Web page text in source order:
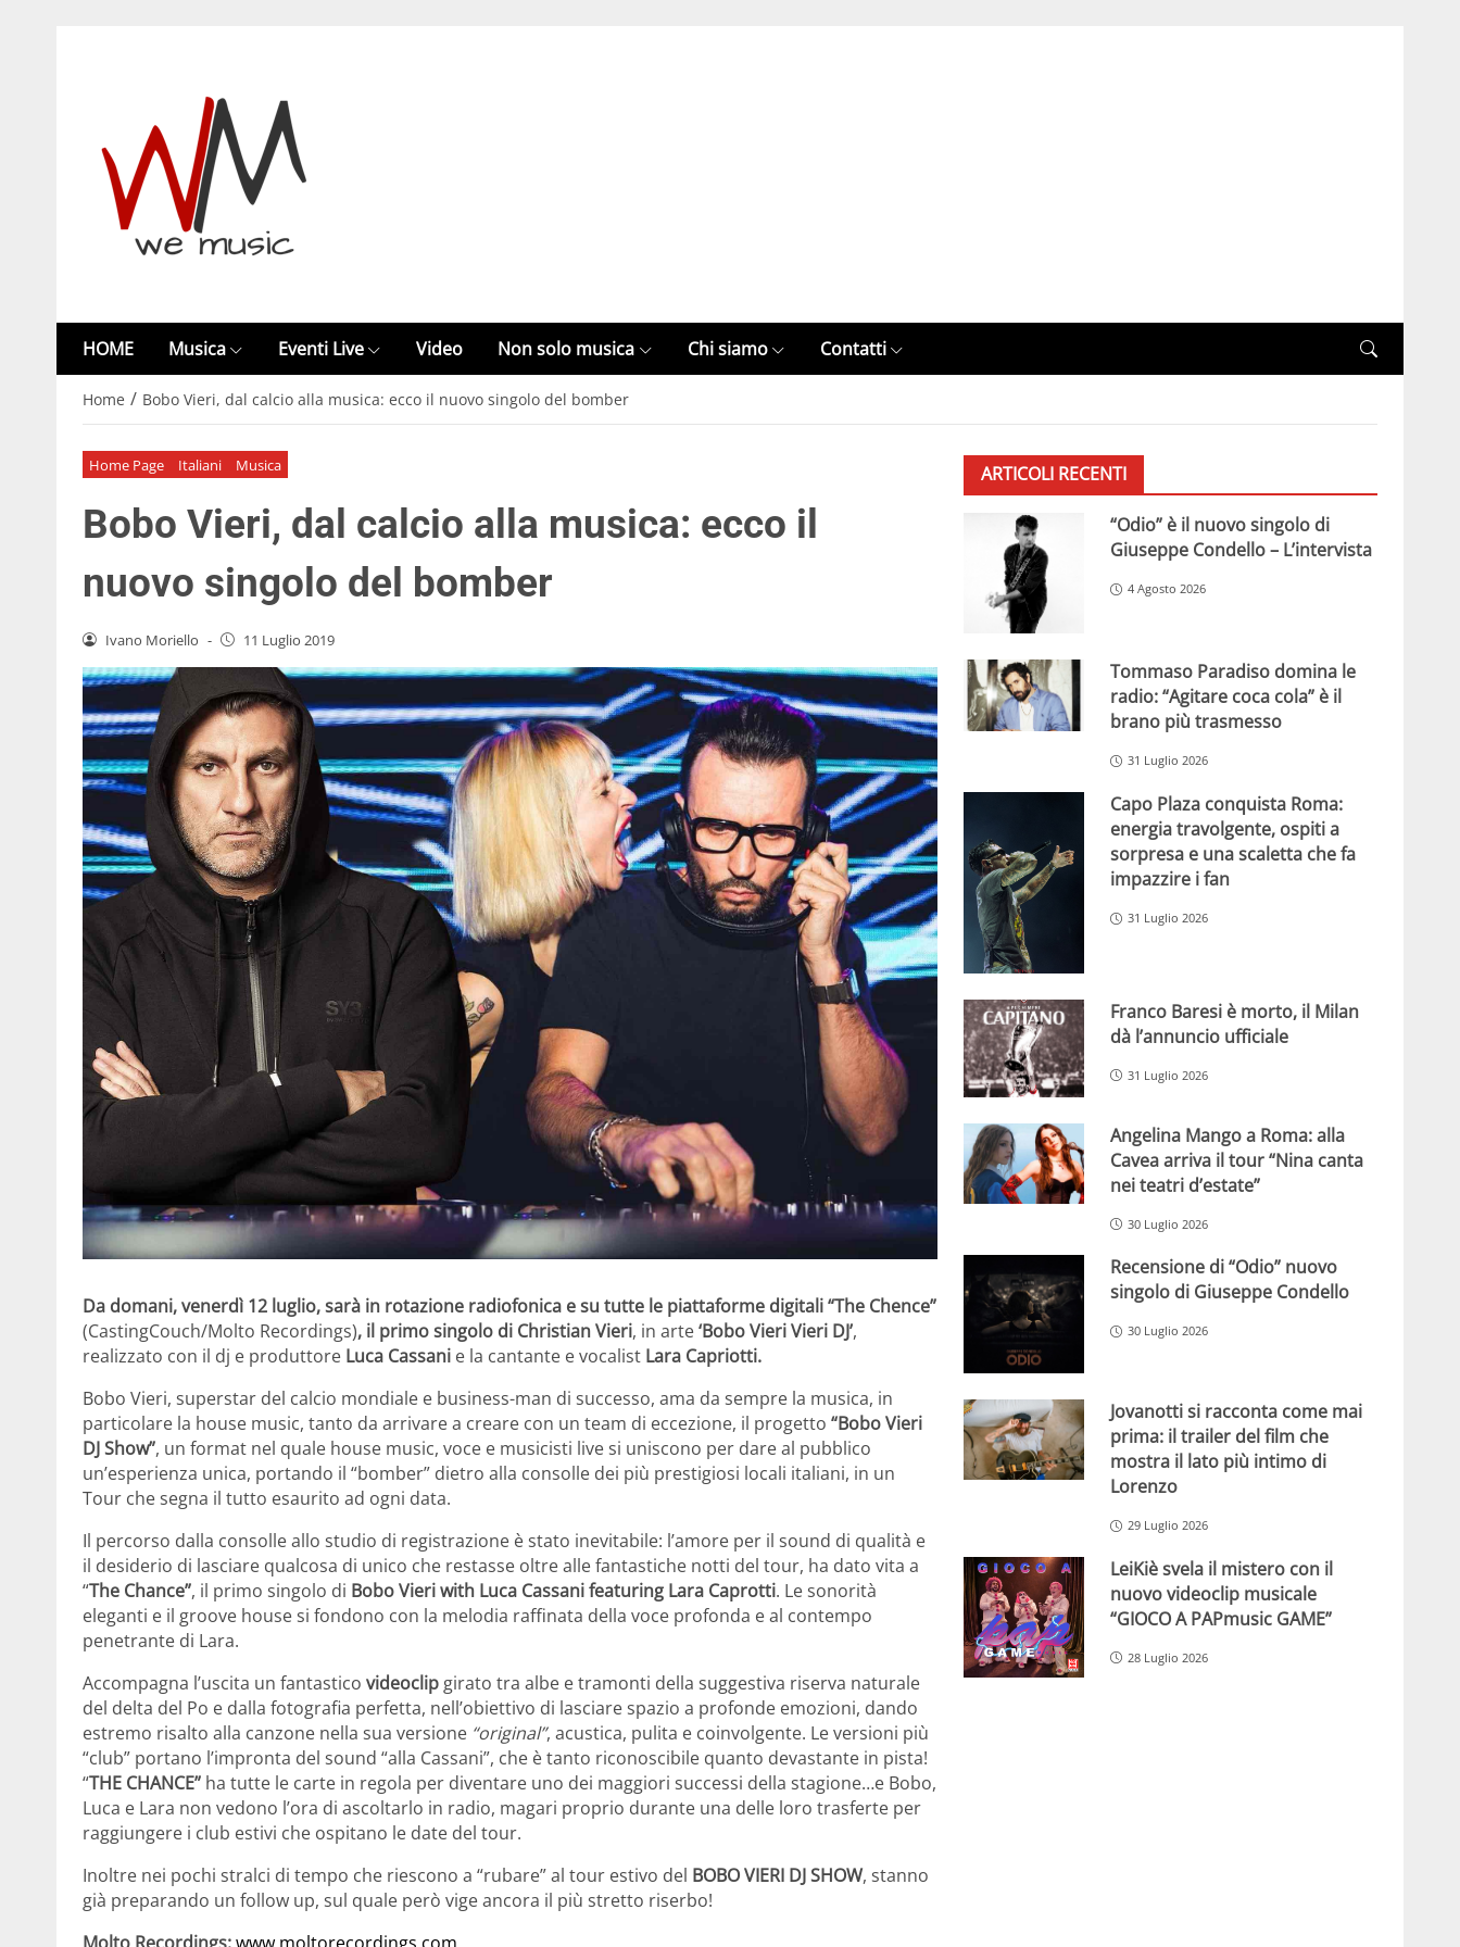
HOME Musica Eventi Live Video Non solo musica Chi siamo Contatti
Home / Bobo Vieri, dal calcio alla musica: ecco il nuovo singolo del bomber
Home Page Italiani Musica
Bobo Vieri, dal calcio alla musica: ecco il
nuovo singolo del bomber
Ivano Moriello - 11 Luglio 2019
Da domani, venerdì 12 luglio, sarà in rotazione radiofonica e su tutte le piattaforme digitali “The Chence”
(CastingCouch/Molto Recordings), il primo singolo di Christian Vieri, in arte‘Bobo Vieri Vieri DJ’,
realizzato con il dj e produttore Luca Cassani e la cantante e vocalist Lara Capriotti.
Bobo Vieri, superstar del calcio mondiale e business-man di successo, ama da sempre la musica, in
particolare la house music, tanto da arrivare a creare con un team di eccezione, il progetto “Bobo Vieri
DJ Show”, un format nel quale house music, voce e musicisti live si uniscono per dare al pubblico
un’esperienza unica, portando il “bomber” dietro alla consolle dei più prestigiosi locali italiani, in un
Tour che segna il tutto esaurito ad ogni data.
Il percorso dalla consolle allo studio di registrazione è stato inevitabile: l’amore per il sound di qualità e
il desiderio di lasciare qualcosa di unico che restasse oltre alle fantastiche notti del tour, ha dato vita a
“The Chance”, il primo singolo di Bobo Vieri with Luca Cassani featuring Lara Caprotti. Le sonorità
eleganti e il groove house si fondono con la melodia raffinata della voce profonda e al contempo
penetrante di Lara.
Accompagna l’uscita un fantastico videoclip girato tra albe e tramonti della suggestiva riserva naturale
del delta del Po e dalla fotografia perfetta, nell’obiettivo di lasciare spazio a profonde emozioni, dando
estremo risalto alla canzone nella sua versione “original”, acustica, pulita e coinvolgente. Le versioni più
“club” portano l’impronta del sound “alla Cassani”, che è tanto riconoscibile quanto devastante in pista!
“THE CHANCE” ha tutte le carte in regola per diventare uno dei maggiori successi della stagione…e Bobo,
Luca e Lara­­­ non vedono l’ora di ascoltarlo in radio, magari proprio durante una delle loro trasferte per
raggiungere i club estivi che ospitano le date del tour.
Inoltre nei pochi stralci di tempo che riescono a “rubare” al tour estivo del BOBO VIERI DJ SHOW, stanno
già preparando un follow up, sul quale però vige ancora il più stretto riserbo!
ARTICOLI RECENTI
“Odio” è il nuovo singolo di
Giuseppe Condello – L’intervista
4 Agosto 2026
Tommaso Paradiso domina le
radio: “Agitare coca cola” è il
brano più trasmesso
31 Luglio 2026
Capo Plaza conquista Roma:
energia travolgente, ospiti a
sorpresa e una scaletta che fa
impazzire i fan
31 Luglio 2026
Franco Baresi è morto, il Milan
dà l’annuncio ufficiale
31 Luglio 2026
Angelina Mango a Roma: alla
Cavea arriva il tour “Nina canta
nei teatri d’estate”
30 Luglio 2026
Recensione di “Odio” nuovo
singolo di Giuseppe Condello
30 Luglio 2026
Jovanotti si racconta come mai
prima: il trailer del film che
mostra il lato più intimo di
Lorenzo
29 Luglio 2026
LeiKiè svela il mistero con il
nuovo videoclip musicale
“GIOCO A PAPmusic GAME”
28 Luglio 2026